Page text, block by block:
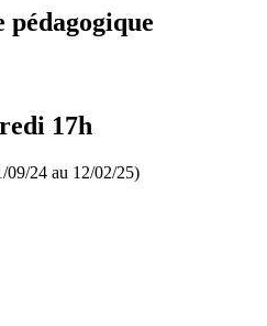
17h
09/24 au 12/02/25)